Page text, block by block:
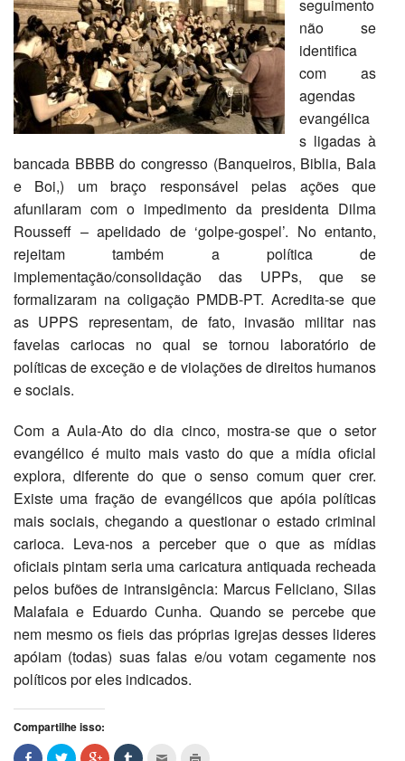
seguimento
não se
identifica
com as
agendas
evangélica
s ligadas à
bancada BBBB do congresso (Banqueiros, Biblia, Bala
e Boi,) um braço responsável pelas ações que
afunilaram com o impedimento da presidenta Dilma
Rousseff – apelidado de ‘golpe-gospel’. No entanto,
rejeitam também a política de
implementação/consolidação das UPPs, que se
formalizaram na coligação PMDB-PT. Acredita-se que
as UPPS representam, de fato, invasão militar nas
favelas cariocas no qual se tornou laboratório de
políticas de exceção e de violações de direitos humanos
e sociais.
Com a Aula-Ato do dia cinco, mostra-se que o setor
evangélico é muito mais vasto do que a mídia oficial
explora, diferente do que o senso comum quer crer.
Existe uma fração de evangélicos que apóia políticas
mais sociais, chegando a questionar o estado criminal
carioca. Leva-nos a perceber que o que as mídias
oficiais pintam seria uma caricatura antiquada recheada
pelos bufões de intransigência: Marcus Feliciano, Silas
Malafaia e Eduardo Cunha. Quando se percebe que
nem mesmo os fieis das próprias igrejas desses lideres
apóiam (todas) suas falas e/ou votam cegamente nos
políticos por eles indicados.
Compartilhe isso: